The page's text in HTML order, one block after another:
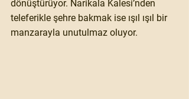
dönüştürüyor. Narikala Kalesi’nden
teleferikle şehre bakmak ise ışıl ışıl bir
manzarayla unutulmaz oluyor.